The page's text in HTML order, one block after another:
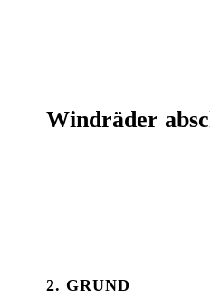
Windräder
2. GRUND